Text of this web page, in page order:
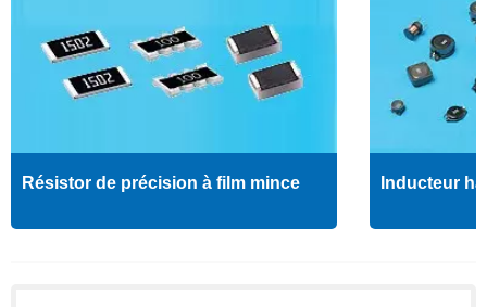
Résistor de précision à film mince Inducteur